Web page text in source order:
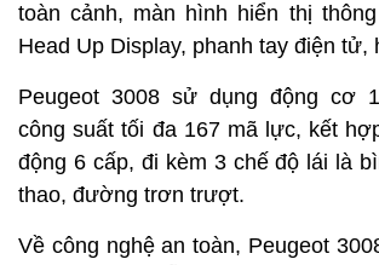
toàn cảnh, màn hình hiển thị
Head Up Display, phanh tay điện
Peugeot 3008 sử dụng động cơ
công suất tối đa 167 mã lực, kết
động 6 cấp, đi kèm 3 chế độ lái là
thao, đường trơn trượt.
Về công nghệ an toàn, Peugeot